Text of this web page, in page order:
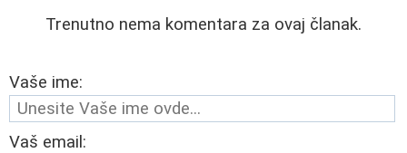
Trenutno nema komentara za ovaj članak.
Vaše ime:
Vaš email: